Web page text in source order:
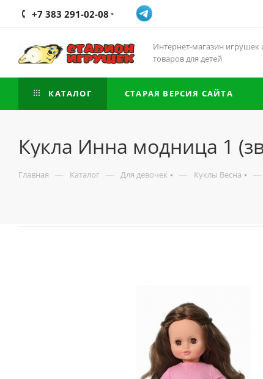
+7 383 291-02-08
Интернет-магазин игрушек
товаров для детей
КАТАЛОГ СТАРАЯ ВЕРСИЯ САЙТА
Кукла Инна модница 1
Главная — Каталог — Для девочек — Куклы Весна —